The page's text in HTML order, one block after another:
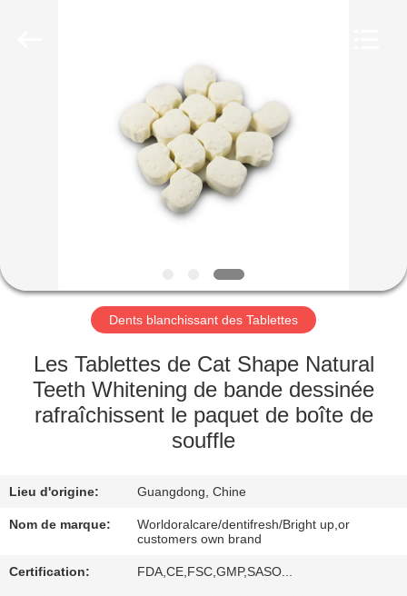
PRODUITS
AU
SUJET
NOUS
VISITE
CONTRÔLE
DE
QUALITÉ
Dents blanchissant des Tablettes
Les Tablettes de Cat Shape Natural
Teeth Whitening de bande dessinée
rafraîchissent le paquet de boîte de
souffle
Lieu d'origine: Guangdong, Chine
Nom de marque:
Worldoralcare/dentifresh/Bright up,or
customers own brand
Certification: FDA,CE,FSC,GMP,SASO...